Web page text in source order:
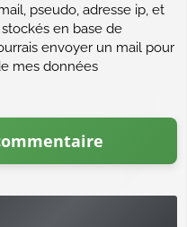
pseudo, adresse ip, et
en base de
envoyer un mail pour
mes données